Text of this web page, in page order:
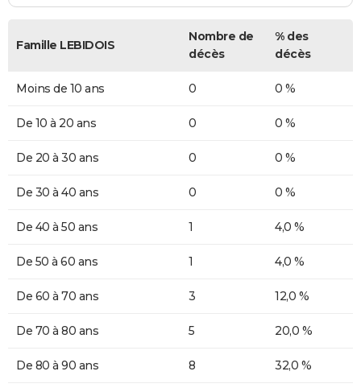
Famille LEBIDOIS
Nombre de
décès
% des
décès
Moins de 10 ans 0 0 %
De 10 à 20 ans 0 0 %
De 20 à 30 ans 0 0 %
De 30 à 40 ans 0 0 %
De 40 à 50 ans 1 4,0 %
De 50 à 60 ans 1 4,0 %
De 60 à 70 ans 3 12,0 %
De 70 à 80 ans 5 20,0 %
De 80 à 90 ans 8 32,0 %